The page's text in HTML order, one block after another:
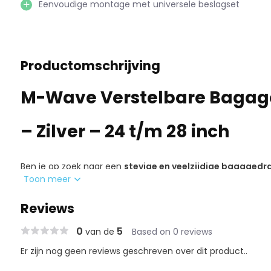
Eenvoudige montage met universele beslagset
Productomschrijving
M-Wave Verstelbare
– Zilver – 24 t/m 28 inch
Ben je op zoek naar een stevige en veelzijdige
Verstelbare Bagagedrager Achter in zilver is een
én langere fietstochten. Dankzij het verstelbare ontwerp
je nu op een stadsfiets, hybride of trekkingfiets rijdt.
Toon meer
Reviews
0 van de 5 Based on 0 reviews
Er zijn nog geen reviews geschreven over dit product..